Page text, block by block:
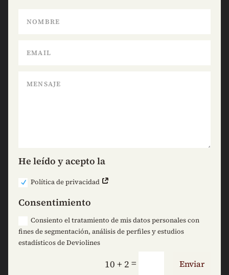
He leído y acepto la
Política de privacidad
Consentimiento
Consiento el tratamiento de mis datos personales con
fines de segmentación, análisis de perfiles y estudios
estadísticos de Deviolines
10 + 2 = Enviar